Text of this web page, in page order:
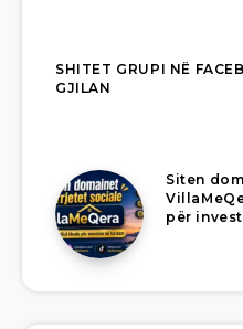
SHITET GRUPI NË
GJILAN
Siten
për